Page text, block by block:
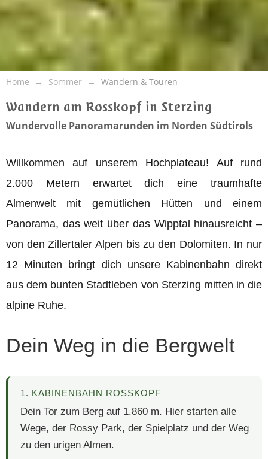
Home Sommer Wandern & Touren
Wandern am Rosskopf in Sterzing
Wundervolle Panoramarunden im Norden Südtirols
Willkommen auf unserem Hochplateau! Auf rund
2.000 Metern erwartet dich eine traumhafte
Almenwelt mit gemütlichen Hütten und einem
Panorama, das weit über das Wipptal hinausreicht –
von den Zillertaler Alpen bis zu den Dolomiten. In nur
12 Minuten bringt dich unsere Kabinenbahn direkt
aus dem bunten Stadtleben von Sterzing mitten in die
alpine Ruhe.
Dein Weg in die Bergwelt
1. KABINENBAHN ROSSKOPF
Dein Tor zum Berg auf 1.860 m. Hier starten alle
Wege, der Rossy Park, der Spielplatz und der Weg
zu den urigen Almen.